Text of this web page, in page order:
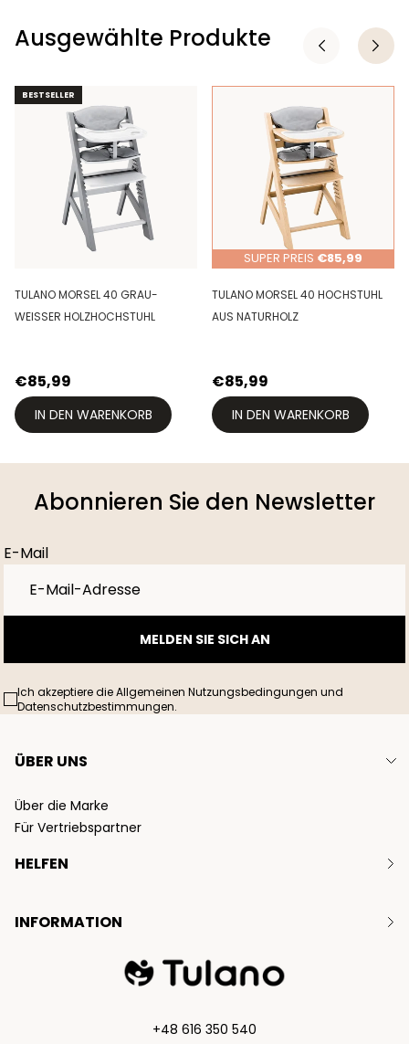
Ausgewählte Produkte
BESTSELLER
BESTSELLER
TULANO MORSEL 40 GRAU-
WEISSER HOLZHOCHSTUHL
€85,99
IN DEN WARENKORB
SUPER PREIS €85,99
TULANO MORSEL 40 HOCHSTUHL
AUS NATURHOLZ
€85,99
IN DEN WARENKORB
Abonnieren Sie den Newsletter
E-Mail
MELDEN SIE SICH AN
Ich akzeptiere die Allgemeinen Nutzungsbedingungen und
Datenschutzbestimmungen.
ÜBER UNS
Über die Marke
Für Vertriebspartner
HELFEN
Rücksendungen
INFORMATION
Datenschutzrichtlinie
Zahlungs- und Liefermethoden
+48 616 350 540